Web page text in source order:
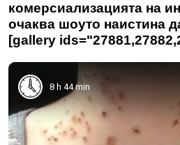
комерсиализацията на
очаква шоуто наистина
[gallery
8 h 44 min